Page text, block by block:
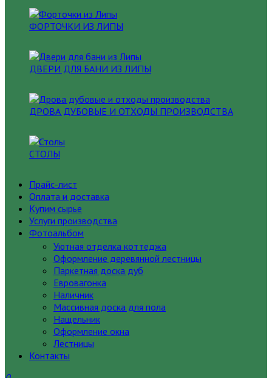
ФОРТОЧКИ ИЗ ЛИПЫ
ДВЕРИ ДЛЯ БАНИ ИЗ ЛИПЫ
ДРОВА ДУБОВЫЕ И ОТХОДЫ ПРОИЗВОДСТВА
СТОЛЫ
Прайс-лист
Оплата и доставка
Купим сырье
Услуги производства
Фотоальбом
Уютная отделка коттеджа
Оформление деревянной лестницы
Паркетная доска дуб
Евровагонка
Наличник
Массивная доска для пола
Нащельник
Оформление окна
Лестницы
Контакты